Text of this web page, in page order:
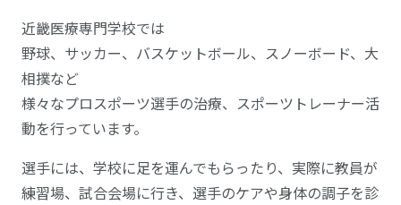
近畿医療専門学校では
野球、サッカー、バスケットボール、スノーボード、大
相撲など
様々なプロスポーツ選手の治療、スポーツトレーナー活
動を行っています。
選手には、学校に足を運んでもらったり、実際に教員が
練習場、試合会場に行き、選手のケアや身体の調子を診